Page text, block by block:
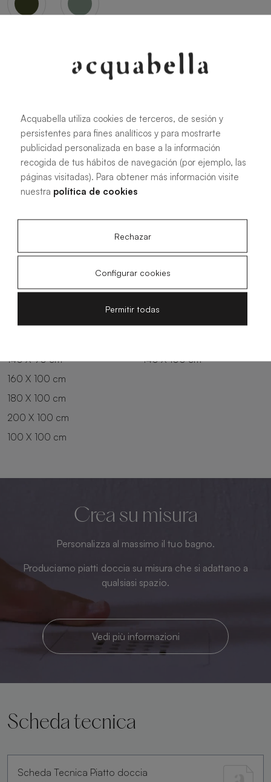
Tutte le misure
100 X 70 cm
140 X 70 cm
200 X 70 cm
120 X 80 cm
140 X 80 cm
140 X 90 cm
140 X 100 cm
160 X 100 cm
180 X 100 cm
200 X 100 cm
100 X 100 cm
Crea su misura
Personalizza al massimo il tuo bagno.
Produciamo piatti doccia su misura che si adattano a
qualsiasi spazio.
Vedi più informazioni
Scheda tecnica
Scheda Tecnica Piatto doccia
Acquabella utiliza cookies de terceros, de sesión y
persistentes para fines analíticos y para mostrarte
publicidad personalizada en base a la información
recogida de tus hábitos de navegación (por ejemplo, las
páginas visitadas). Para obtener más información visite
nuestra política de cookies
Rechazar
Configurar cookies
Permitir todas